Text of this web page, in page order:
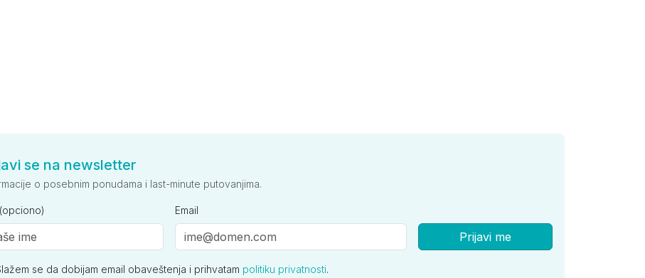
se na newsletter
o posebnim ponudama i last-minute putovanjima.
Email
Prijavi me
se da dobijam email obaveštenja i prihvatam politiku privatnosti.